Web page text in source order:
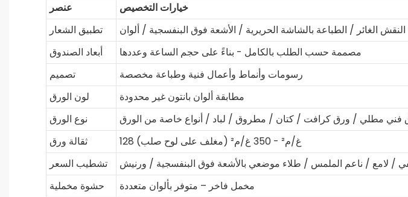
عنصر
خيارات التخصيص
تطبيق الشعار
أبعاد الصندوق
مصممة حسب الطلب بالكامل - بناءً على حجم الساعة وعددها
تصميم
رسومات وأنماط وأعمال فنية وطباعة مخصصة
لون الورق
مطابقة ألوان بانتون غير محدودة
نوع الورق
فني مطلي / ورق كرافت / كتان / مطروق / لباد / أنواع خاصة من الورق
ثقالة ورق
128 غ/م² - 350 غ/م² (مغلف على لوح صلب)
تشطيب السعر
/ لامع / ناعم الملمس / طلاء موضعي بالأشعة فوق البنفسجية / ورنيش
حشوة مخملية
مخمل فاخر – متوفر بألوان متعددة